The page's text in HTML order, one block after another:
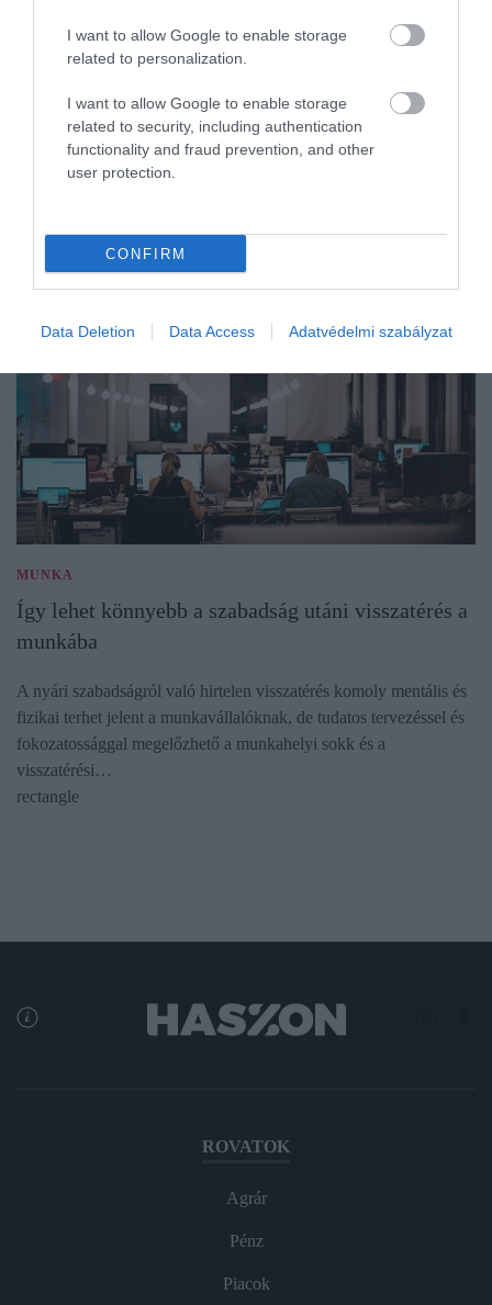
I want to allow Google to enable storage
related to personalization.
I want to allow Google to enable storage
related to security, including authentication
functionality and fraud prevention, and other
user protection.
CONFIRM
Data Deletion Data Access Adatvédelmi szabályzat
MUNKA
Így lehet könnyebb a szabadság utáni visszatérés a
munkába
A nyári szabadságról való hirtelen visszatérés komoly mentális és
fizikai terhet jelent a munkavállalóknak, de tudatos tervezéssel és
fokozatossággal megelőzhető a munkahelyi sokk és a
visszatérési…
rectangle
ROVATOK
Agrár
Pénz
Piacok